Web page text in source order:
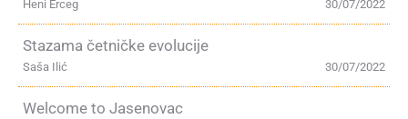
30/07/2022
Heni Erceg
Stazama četničke evolucije
30/07/2022
Saša Ilić
Welcome to Jasenovac